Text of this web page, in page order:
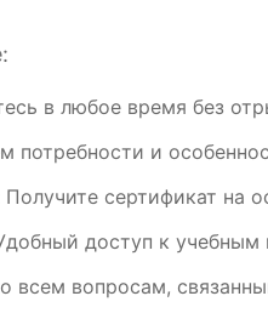
в любое время без
потребности и
Получите сертификат
доступ к
всем вопросам,